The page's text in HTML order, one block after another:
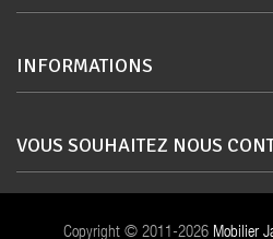
INFORMATIONS
VOUS SOUHAITEZ NOUS
Copyright © 2011-2026 Mobilier